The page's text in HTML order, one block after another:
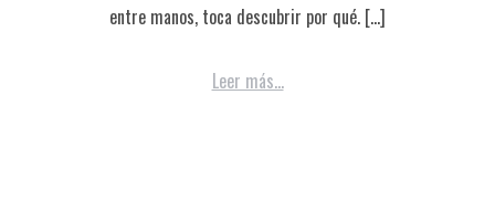
entre manos, toca descubrir por qué. […]
Leer más...